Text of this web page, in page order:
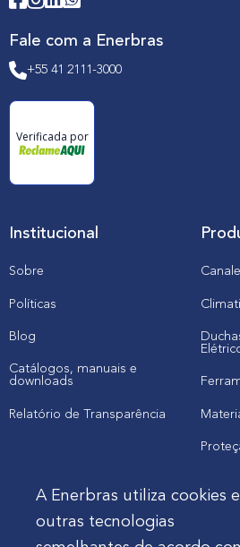
Fale com a Enerbras
+55 41 2111-3000
Verificada por
Institucional
Sobre
Políticas
Blog
Catálogos, manuais e
downloads
Relatório de Transparência
Cliente
A Enerbras utiliza cookies e
outras tecnologias